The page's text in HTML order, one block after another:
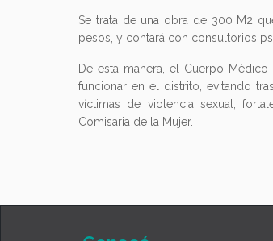
Se trata de una obra de 300 M2
pesos, y contará con consultorios
De esta manera, el Cuerpo
funcionar en el distrito, evitando
víctimas de violencia sexual,
Comisaria de la Mujer.